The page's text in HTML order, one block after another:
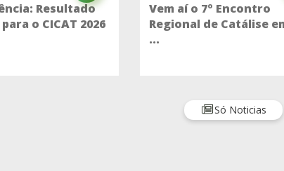
Resultado
o CICAT 2026
Vem aí o 7º Encontro
Regional de Catálise
...
Só Noticias